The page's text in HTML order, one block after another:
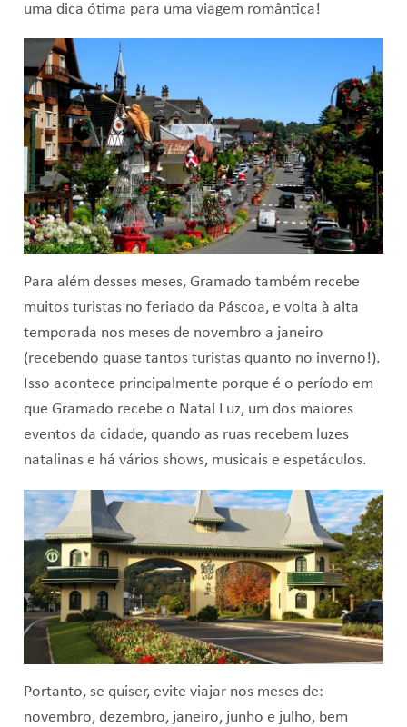
uma dica ótima para uma viagem romântica!
Para além desses meses, Gramado também recebe
muitos turistas no feriado da Páscoa, e volta à alta
temporada nos meses de novembro a janeiro
(recebendo quase tantos turistas quanto no inverno!).
Isso acontece principalmente porque é o período em
que Gramado recebe o Natal Luz, um dos maiores
eventos da cidade, quando as ruas recebem luzes
natalinas e há vários shows, musicais e espetáculos.
Portanto, se quiser, evite viajar nos meses de:
novembro, dezembro, janeiro, junho e julho, bem